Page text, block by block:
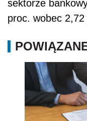
sektorze
proc. wobec